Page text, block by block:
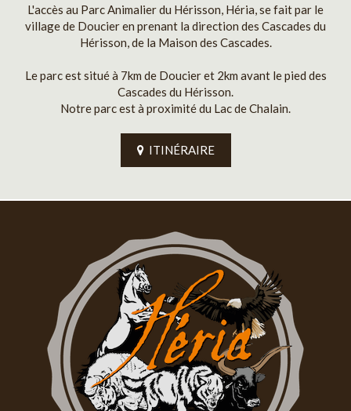
L'accès au Parc Animalier du Hérisson, Héria, se fait par le
village de Doucier en prenant la direction des Cascades du
Hérisson, de la Maison des Cascades.
Le parc est situé à 7km de Doucier et 2km avant le pied des
Cascades du Hérisson.
Notre parc est à proximité du Lac de Chalain.
ITINÉRAIRE